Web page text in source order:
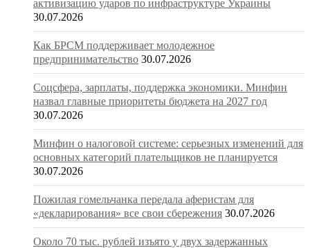
активизацию ударов по инфраструктуре Украины
30.07.2026
Как БРСМ поддерживает молодежное
предпринимательство 30.07.2026
Соцсфера, зарплаты, поддержка экономики. Минфин
назвал главные приоритеты бюджета на 2027 год
30.07.2026
Минфин о налоговой системе: серьезных изменений для
основных категорий плательщиков не планируется
30.07.2026
Пожилая гомельчанка передала аферистам для
«декларирования» все свои сбережения 30.07.2026
Около 70 тыс. рублей изъято у двух задержанных